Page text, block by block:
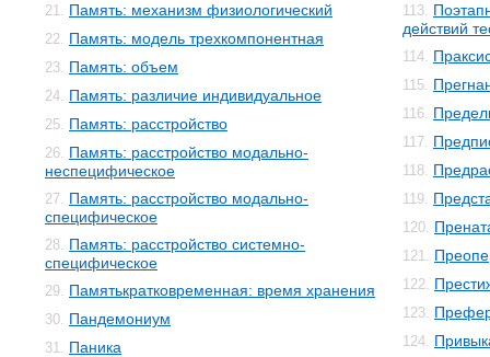
21. Память: механизм физиологический
22. Память: модель трехкомпонентная
23. Память: объем
24. Память: различие индивидуальное
25. Память: расстройство
26. Память: расстройство модально-
неспецифическое
27. Память: расстройство модально-
специфическое
28. Память: расстройство системно-
специфическое
29. Памятькратковременная: время хранения
30. Пандемониум
31. Паника
113.
действий
114.
115.
116.
117.
118.
119.
120.
121.
122.
123.
124.